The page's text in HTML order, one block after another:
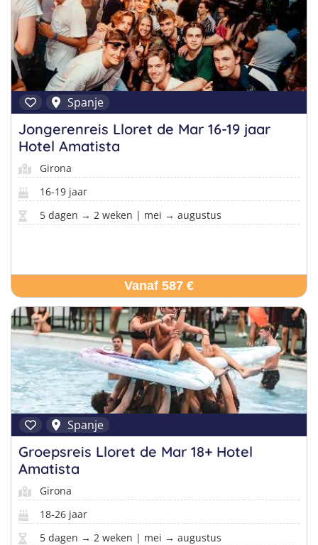
Spanje
Jongerenreis Lloret de Mar 16-19 jaar
Hotel Amatista
Girona
16-19 jaar
5 dagen → 2 weken | mei → augustus
Vanaf 587 €
Spanje
Groepsreis Lloret de Mar 18+ Hotel
Amatista
Girona
18-26 jaar
5 dagen → 2 weken | mei → augustus